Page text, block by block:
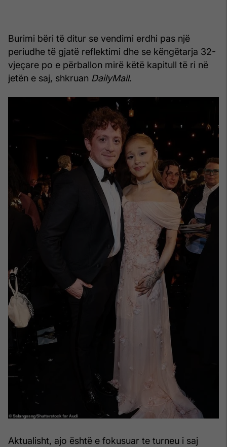
Burimi bëri të ditur se vendimi erdhi pas një
periudhe të gjatë reflektimi dhe se këngëtarja 32-
vjeçare po e përballon mirë këtë kapitull të ri në
jetën e saj, shkruan DailyMail.
Aktualisht, ajo është e fokusuar te turneu i saj